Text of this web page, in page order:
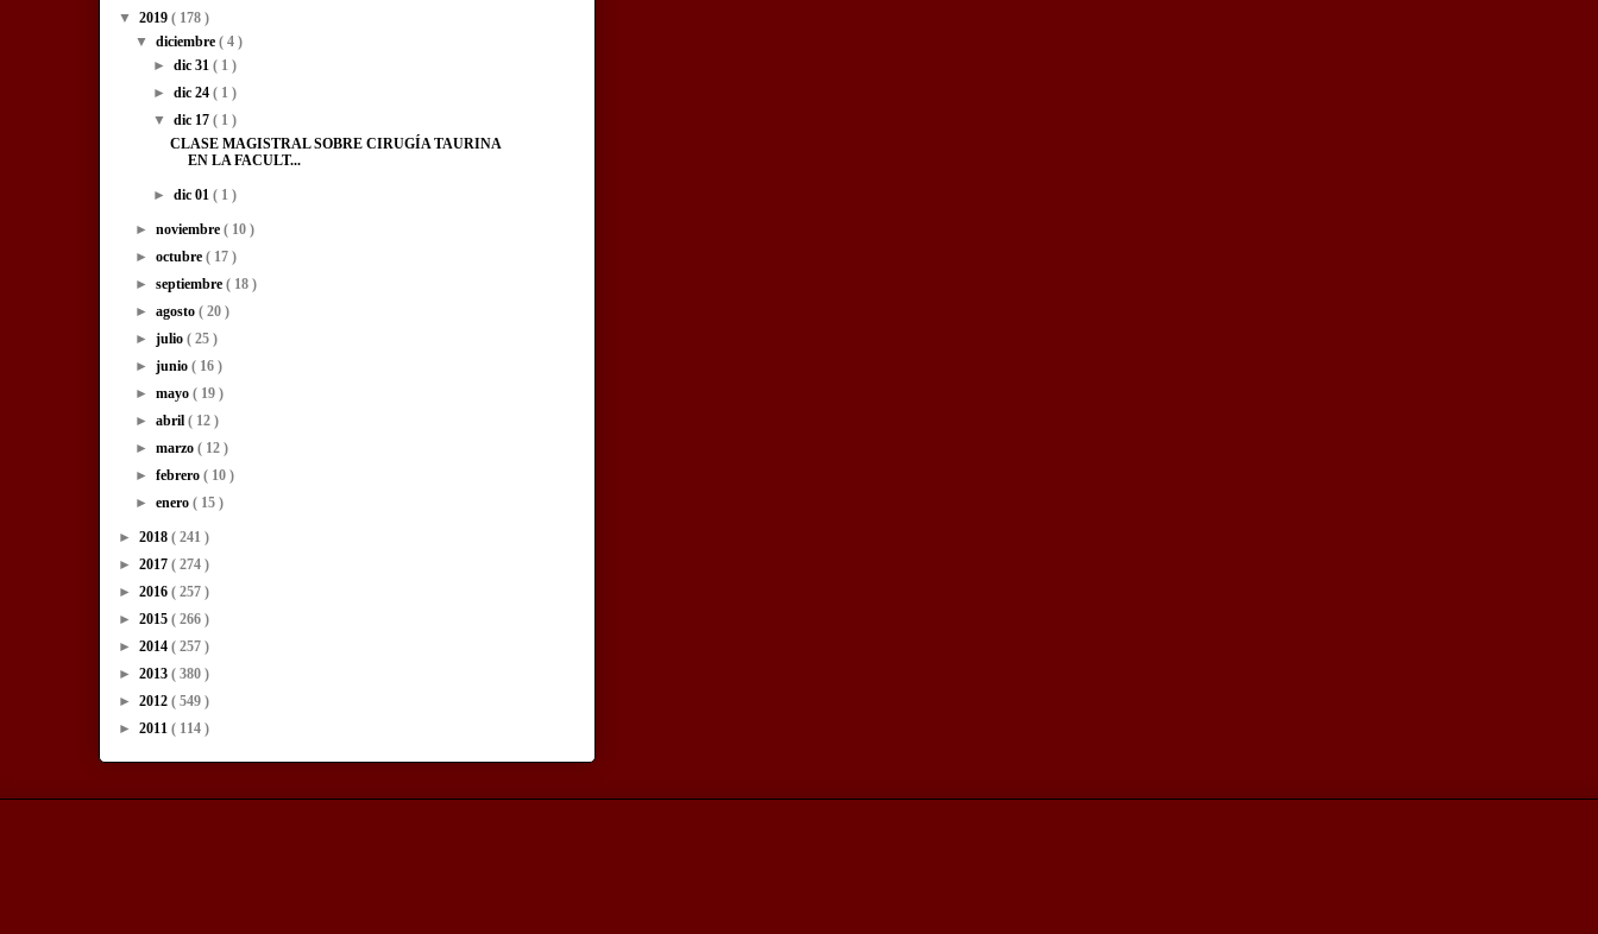
▼ 2019 ( 178 )
▼diciembre( 4 )
► dic 31 ( 1 )
► dic 24 ( 1 )
▼ dic 17 ( 1 )
CLASE MAGISTRAL SOBRE CIRUGÍA TAURINA
EN LA FACULT...
► dic 01 ( 1 )
►noviembre( 10 )
►octubre( 17 )
►septiembre( 18 )
►agosto( 20 )
►julio( 25 )
►junio( 16 )
►mayo( 19 )
►abril( 12 )
►marzo( 12 )
►febrero( 10 )
►enero( 15 )
► 2018 ( 241 )
► 2017 ( 274 )
► 2016 ( 257 )
► 2015 ( 266 )
► 2014 ( 257 )
► 2013 ( 380 )
► 2012 ( 549 )
► 2011 ( 114 )